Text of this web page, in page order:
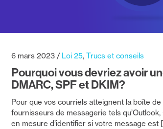
Pourquoi vous devriez avoir
DMARC, SPF et DKIM?
6 mars 2023 Loi 25 Trucs et conseils
Pour que vos courriels atteignent la boîte
fournisseurs de messagerie tels
en mesure d’identifier si votre message est